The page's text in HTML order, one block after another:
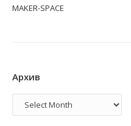
MAKER-SPACE
Архив
Архив